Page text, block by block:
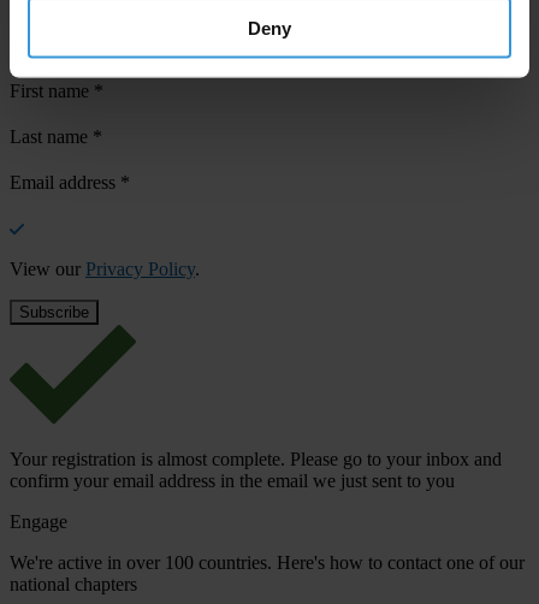
Deny
Subscribe to our weekly newsletter to get the latest news and
updates from Transparency International
First name *
Last name *
Email address *
View our Privacy Policy.
Your registration is almost complete. Please go to your inbox and
confirm your email address in the email we just sent to you
Engage
We're active in over 100 countries. Here's how to contact one of our
national chapters